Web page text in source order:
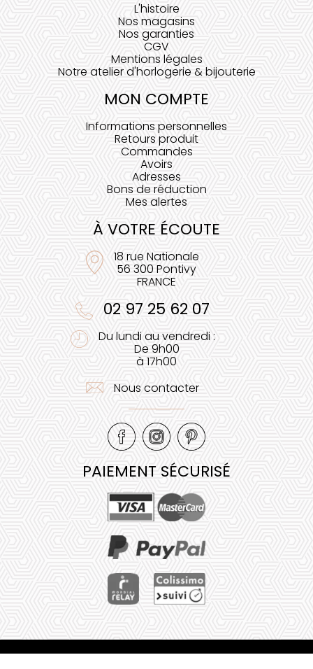
L'histoire
Nos magasins
Nos garanties
CGV
Mentions légales
Notre atelier d'horlogerie & bijouterie
MON COMPTE
Informations personnelles
Retours produit
Commandes
Avoirs
Adresses
Bons de réduction
Mes alertes
À VOTRE ÉCOUTE
18 rue Nationale
56 300 Pontivy
FRANCE
02 97 25 62 07
Du lundi au vendredi :
De 9h00
à 17h00
Nous contacter
PAIEMENT SÉCURISÉ